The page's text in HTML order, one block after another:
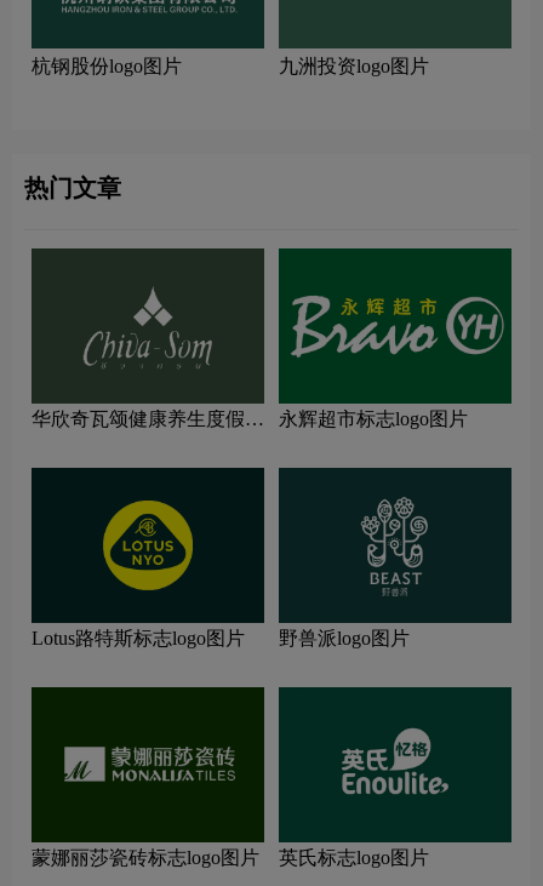
杭钢股份logo图片 九洲投资logo图片
热门文章
华欣奇瓦颂健康养生度假村
永辉超市标志logo图片
Lotus路特斯标志logo图片 野兽派logo图片
蒙娜丽莎瓷砖标志logo图片 英氏标志logo图片